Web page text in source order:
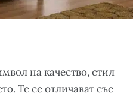
на качество, стил
Те се отличават със